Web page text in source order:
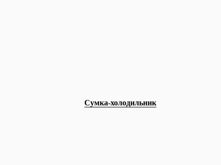
Сумка-холодильник